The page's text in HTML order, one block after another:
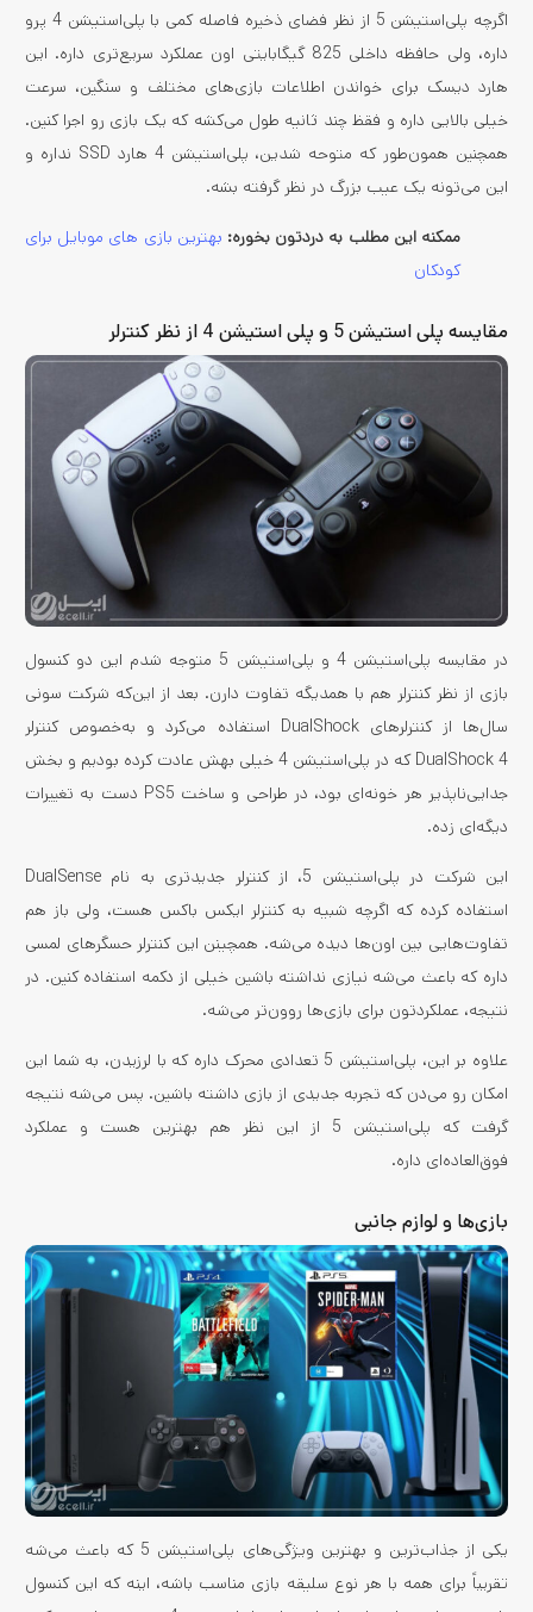
اگرچه پلی‌استیشن 5 از نظر فضای ذخیره فاصله کمی با پلی‌استیشن 4 پرو
داره، ولی حافظه داخلی 825 گیگابایتی اون عملکرد سریع‌تری داره. این
هارد دیسک برای خواندن اطلاعات بازی‌های مختلف و سنگین، سرعت
خیلی بالایی داره و فقظ چند ثانیه طول می‌کشه که یک بازی رو اجرا کنین.
همچنین همون‌طور که متوحه شدین، پلی‌استیشن 4 هارد SSD نداره و
این می‌تونه یک عیب بزرگ در نظر گرفته بشه.
ممکنه این مطلب به دردتون بخوره: بهترین بازی های موبایل برای
کودکان
مقایسه پلی استیشن 5 و پلی استیشن 4 از نظر کنترلر
در مقایسه پلی‌استیشن 4 و پلی‌استیشن 5 متوجه شدم این دو کنسول
بازی از نظر کنترلر هم با همدیگه تفاوت دارن. بعد از این‌که شرکت سونی
سال‌ها از کنترلرهای DualShock استفاده می‌کرد و به‌خصوص کنترلر
DualShock 4 که در پلی‌استیشن 4 خیلی بهش عادت کرده بودیم و بخش
جدایی‌ناپذیر هر خونه‌ای بود، در طراحی و ساخت PS5 دست به تغییرات
دیگه‌ای زده.
این شرکت در پلی‌استیشن 5، از کنترلر جدیدتری به نام DualSense
استفاده کرده که اگرچه شبیه به کنترلر ایکس باکس هست، ولی باز هم
تفاوت‌هایی بین اون‌ها دیده می‌شه. همچینن این کنترلر حسگرهای لمسی
داره که باعث می‌شه نیازی نداشته باشین خیلی از دکمه استفاده کنین. در
نتیجه، عملکردتون برای بازی‌ها روون‌تر می‌شه.
علاوه بر این، پلی‌استیشن 5 تعدادی محرک داره که با لرزیدن، به شما این
امکان رو می‌دن که تجربه جدیدی از بازی داشته باشین. پس می‌شه نتیجه
گرفت که پلی‌استیشن 5 از این نظر هم بهترین هست و عملکرد
فوق‌العاده‌ای داره.
بازی‌ها و لوازم جانبی
یکی از جذاب‌ترین و بهترین ویژگی‌های پلی‌استیشن 5 که باعث می‌شه
تقریباً برای همه با هر نوع سلیقه بازی مناسب باشه، اینه که این کنسول